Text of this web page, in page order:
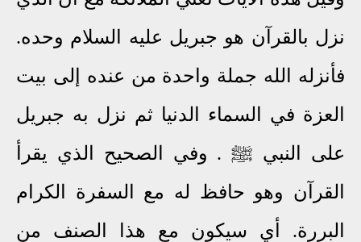
نزل بالقرآن هو جبريل عليه السلام وحده.
فأنزله الله جملة واحدة من عنده إلى بيت
العزة في السماء الدنيا ثم نزل به جبريل
على النبي ﷺ . وفي الصحيح الذي يقرأ
القرآن وهو حافظ له مع السفرة الكرام
البررة. أي سيكون مع هذا الصنف من